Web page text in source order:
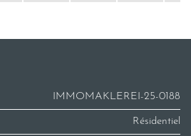
IMMOMAKLEREI-25-0188
Résidentiel